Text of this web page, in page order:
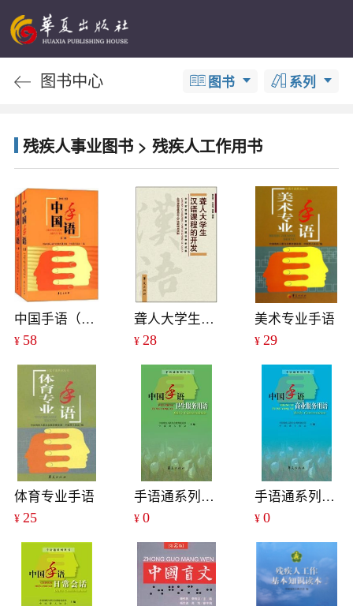
图书中心 图书 系列
残疾人事业图书 > 残疾人工作用书
中国手语（修订本）（上下）
¥ 58
聋人大学生汉语课程的开发
¥ 28
美术专业手语
¥ 29
体育专业手语
¥ 25
手语通系列丛书——中国手语卫生服务用语
¥0
手语通系列丛书——中国手语商业服务用语
¥ 0